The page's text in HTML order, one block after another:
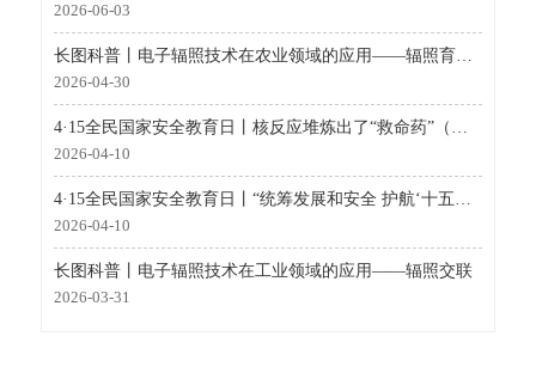
2026-06-03
长图科普丨电子辐照技术在农业领域的应用——辐照育种（辐射诱变育种）
2026-04-30
4·15全民国家安全教育日丨核反应堆炼出了“救命药”（国家工业密码·未来篇）
2026-04-10
4·15全民国家安全教育日丨“统筹发展和安全 护航‘十五五’新征程”全民国家安全教育日核安全主场活动在深圳举办
2026-04-10
长图科普丨电子辐照技术在工业领域的应用——辐照交联
2026-03-31